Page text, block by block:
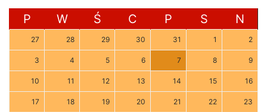
P W Ś C P S N
27 28 29 30 31 1 2
3 4 5 6 7 8 9
10 11 12 13 14 15 16
17 18 19 20 21 22 23